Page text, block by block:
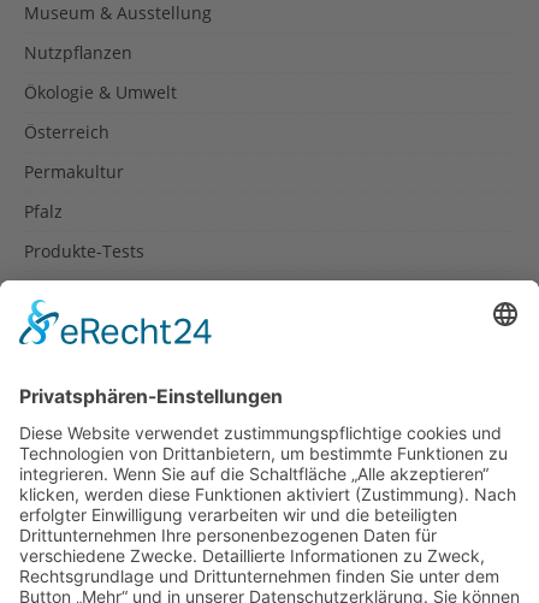
Museum & Ausstellung
Nutzpflanzen
Ökologie & Umwelt
Österreich
Permakultur
Pfalz
Produkte-Tests
Rezepte
Spanien
Südtirol
USA
Weihnachten
Weihnachtstexte